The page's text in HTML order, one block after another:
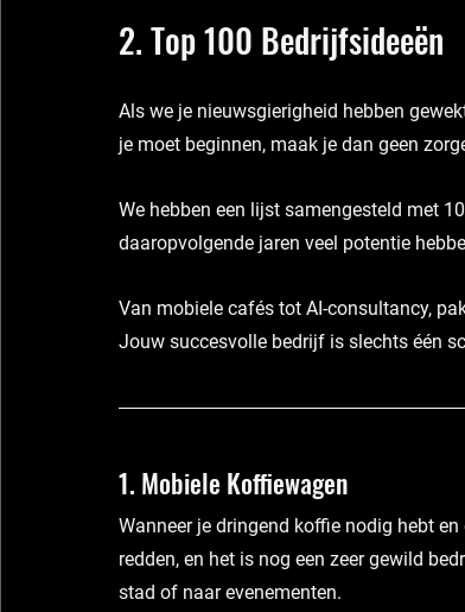
2. Top 100 Bedrijfsideeën
Als we je nieuwsgierigheid hebben
je moet beginnen, maak je dan geen
We hebben een lijst samengesteld met
daaropvolgende jaren veel potentie
Van mobiele cafés tot AI-consultancy,
Jouw succesvolle bedrijf is slechts één
1. Mobiele Koffiewagen
Wanneer je dringend koffie nodig hebt
redden, en het is nog een zeer gewild
stad of naar evenementen.